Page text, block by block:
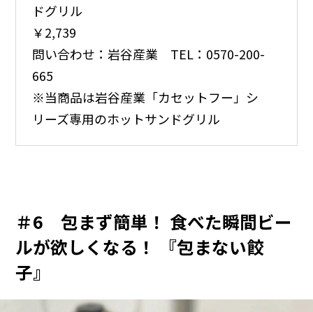
ドグリル
￥2,739
問い合わせ：岩谷産業 TEL：0570-200-
665
※当商品は岩谷産業「カセットフー」シ
リーズ専用のホットサンドグリル
＃6 包まず簡単！ 食べた瞬間ビー
ルが欲しくなる！ 『包まない餃
子』